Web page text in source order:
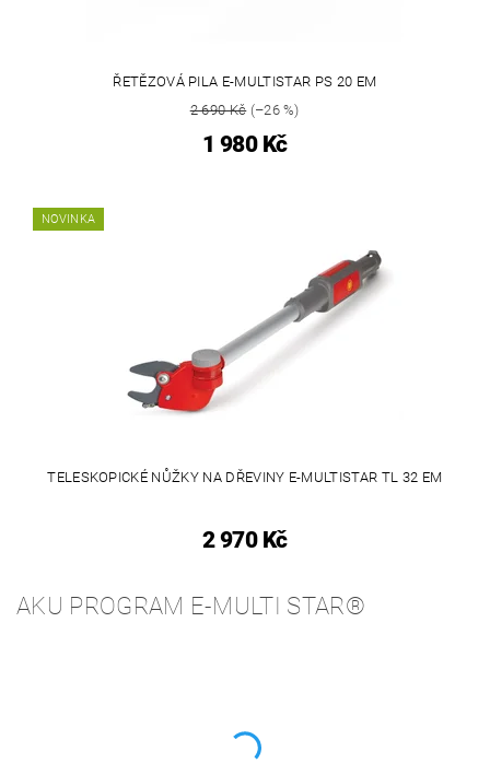
ŘETĚZOVÁ PILA E-MULTISTAR PS 20 EM
2 690 Kč(–26 %)
1 980 Kč
NOVINKA
TELESKOPICKÉ NŮŽKY NA DŘEVINY E-MULTISTAR TL 32 EM
2 970 Kč
AKU PROGRAM E-MULTI STAR®